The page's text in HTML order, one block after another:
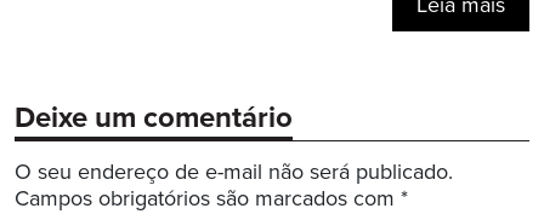
Leia mais
Deixe um comentário
O seu endereço de e-mail não será publicado.
Campos obrigatórios são marcados com *